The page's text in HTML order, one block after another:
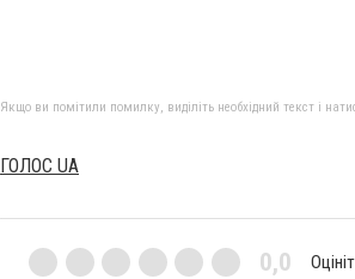
Якщо ви помітили помилку, виділіть необхідний текст і
ГОЛОС UA
0,0